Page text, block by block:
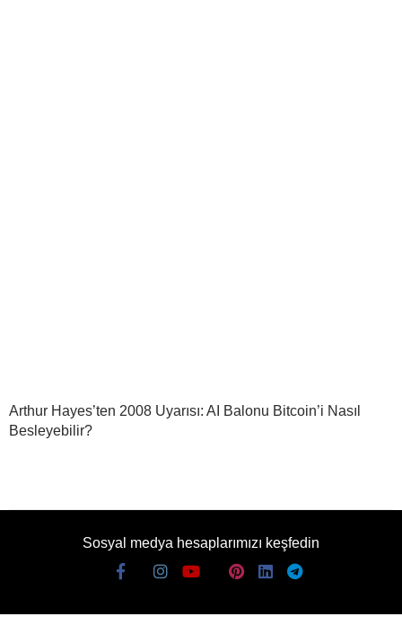
Arthur Hayes’ten 2008 Uyarısı: AI Balonu Bitcoin’i Nasıl
Besleyebilir?
Sosyal medya hesaplarımızı keşfedin